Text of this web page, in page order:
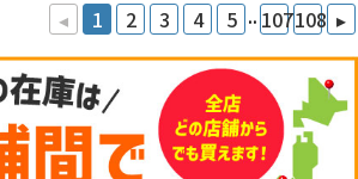
◂ 1 2 3 4 5 .. 107108 ▸